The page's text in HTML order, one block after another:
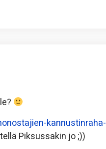
kannustinraha-
Piksussakin jo ;))